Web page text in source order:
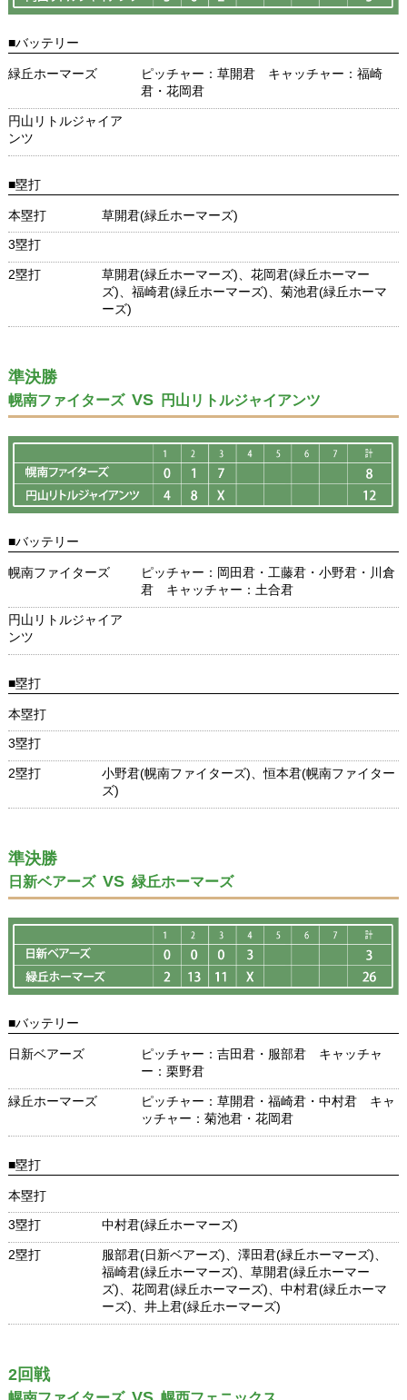
■バッテリー
緑丘ホーマーズ
ピッチャー：草開君 キャッチャー：福崎
君・花岡君
円山リトルジャイア
ンツ
■塁打
本塁打 草開君(緑丘ホーマーズ)
3塁打
2塁打
草開君(緑丘ホーマーズ)、花岡君(緑丘ホーマー
ズ)、福崎君(緑丘ホーマーズ)、菊池君(緑丘ホーマ
ーズ)
準決勝
幌南ファイターズ VS 円山リトルジャイアンツ
■バッテリー
幌南ファイターズ
ピッチャー：岡田君・工藤君・小野君・川倉
君 キャッチャー：土合君
円山リトルジャイア
ンツ
■塁打
本塁打
3塁打
2塁打
小野君(幌南ファイターズ)、恒本君(幌南ファイター
ズ)
準決勝
日新ベアーズ VS 緑丘ホーマーズ
■バッテリー
日新ベアーズ
ピッチャー：吉田君・服部君 キャッチャ
ー：栗野君
緑丘ホーマーズ
ピッチャー：草開君・福崎君・中村君 キャ
ッチャー：菊池君・花岡君
■塁打
本塁打
3塁打 中村君(緑丘ホーマーズ)
2塁打
服部君(日新ベアーズ)、澤田君(緑丘ホーマーズ)、
福崎君(緑丘ホーマーズ)、草開君(緑丘ホーマー
ズ)、花岡君(緑丘ホーマーズ)、中村君(緑丘ホーマ
ーズ)、井上君(緑丘ホーマーズ)
2回戦